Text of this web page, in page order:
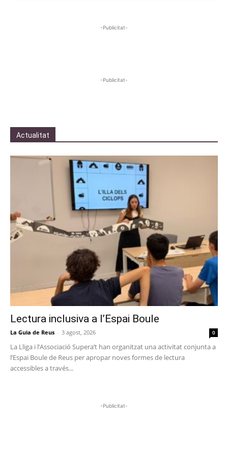
-Publicitat-
-Publicitat-
Actualitat
Lectura inclusiva a l’Espai Boule
La Guia de Reus - 3 agost, 2026 0
La Lliga i l’Associació Supera’t han organitzat una activitat conjunta a
l’Espai Boule de Reus per apropar noves formes de lectura
accessibles a través...
-Publicitat-